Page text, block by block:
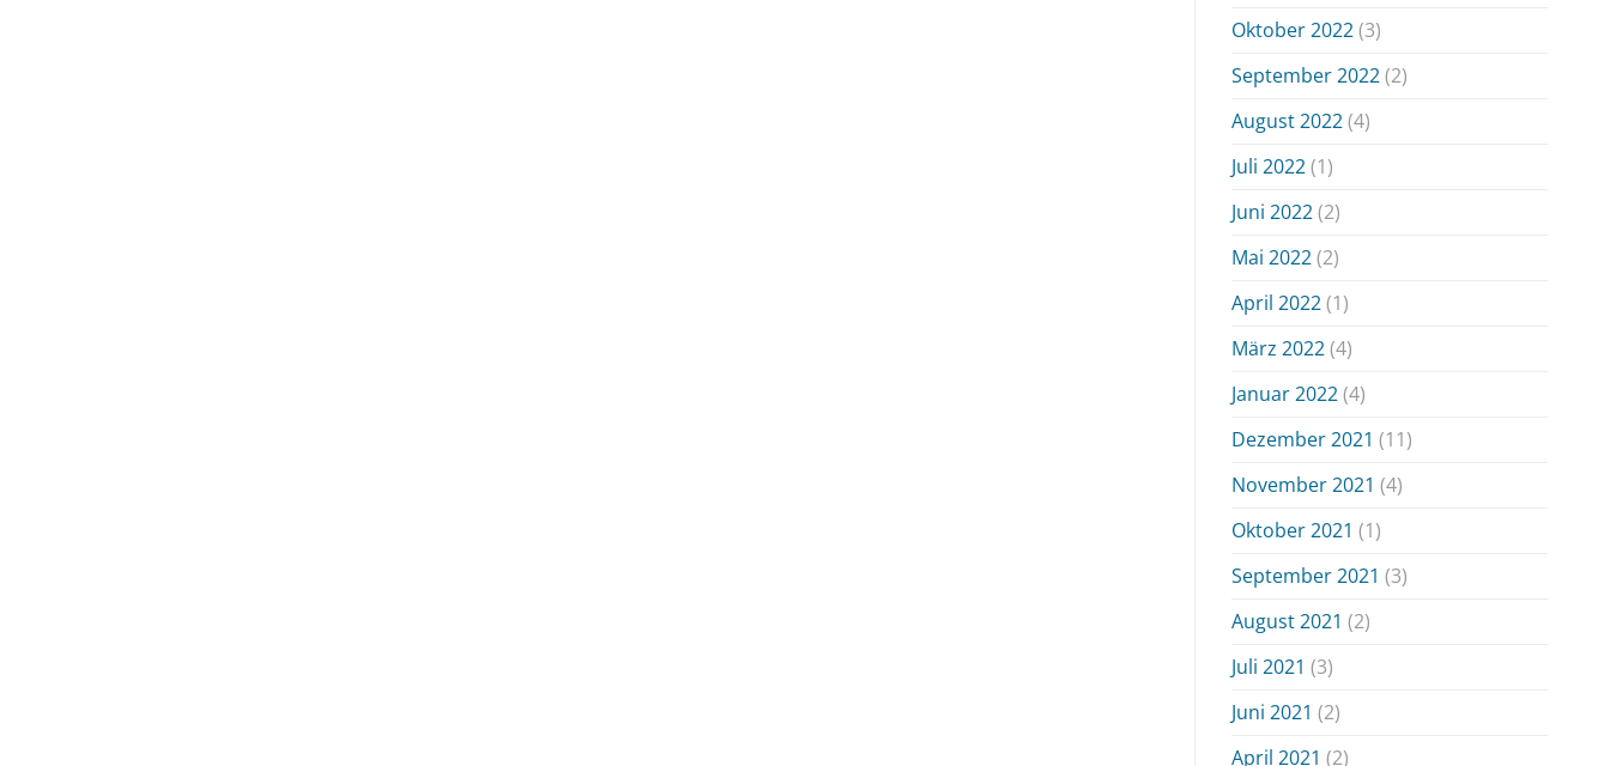
Oktober 2022(3)
September 2022(2)
August 2022(4)
Juli 2022(1)
Juni 2022(2)
Mai 2022(2)
April 2022(1)
März 2022(4)
Januar 2022(4)
Dezember 2021 (11)
November 2021 (4)
Oktober 2021 (1)
September 2021 (3)
August 2021 (2)
Juli 2021 (3)
Juni 2021 (2)
April 2021 (2)